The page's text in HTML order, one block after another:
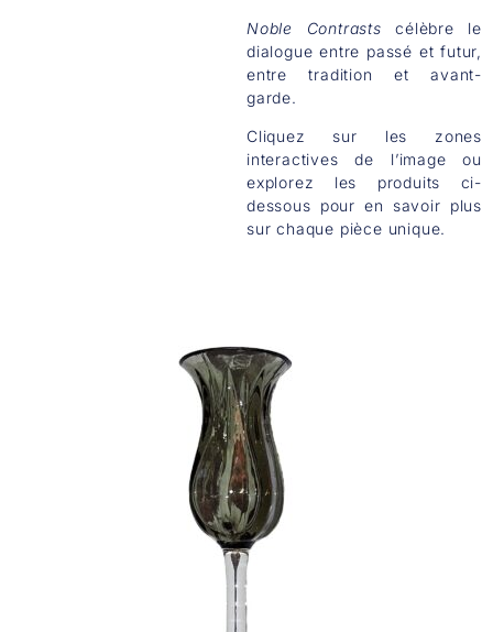
Noble Contrasts célèbre le
dialogue entre passé et futur,
entre tradition et avant-
garde.
Cliquez sur les zones
interactives de l’image ou
explorez les produits ci-
dessous pour en savoir plus
sur chaque pièce unique.